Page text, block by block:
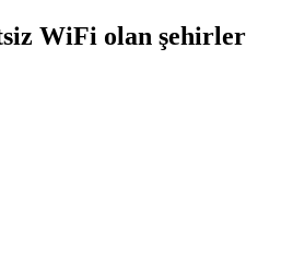
WiFi olan şehirler